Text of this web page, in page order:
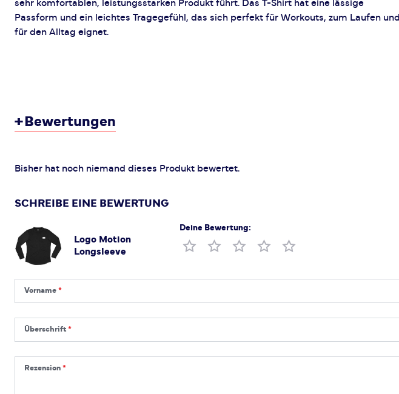
sehr komfortablen, leistungsstarken Produkt führt. Das T-Shirt hat eine lässige
Passform und ein leichtes Tragegefühl, das sich perfekt für Workouts, zum Laufen und
für den Alltag eignet.
+ Bewertungen
Bisher hat noch niemand dieses Produkt bewertet.
SCHREIBE EINE BEWERTUNG
Logo Motion
Longsleeve
Deine Bewertung:
Produktbewertung
Vorname
Vorname
Überschrift
Überschrift
Rezension
Rezension